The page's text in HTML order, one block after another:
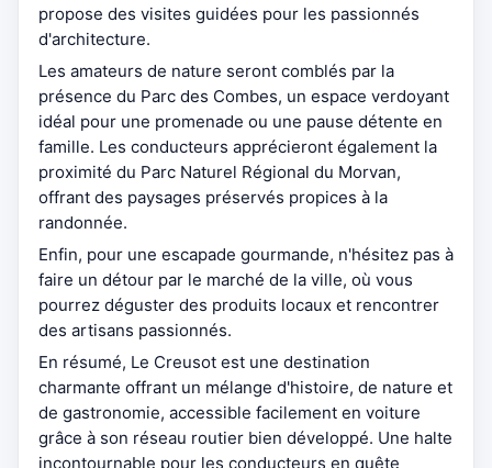
propose des visites guidées pour les passionnés
d'architecture.
Les amateurs de nature seront comblés par la
présence du Parc des Combes, un espace verdoyant
idéal pour une promenade ou une pause détente en
famille. Les conducteurs apprécieront également la
proximité du Parc Naturel Régional du Morvan,
offrant des paysages préservés propices à la
randonnée.
Enfin, pour une escapade gourmande, n'hésitez pas à
faire un détour par le marché de la ville, où vous
pourrez déguster des produits locaux et rencontrer
des artisans passionnés.
En résumé, Le Creusot est une destination
charmante offrant un mélange d'histoire, de nature et
de gastronomie, accessible facilement en voiture
grâce à son réseau routier bien développé. Une halte
incontournable pour les conducteurs en quête